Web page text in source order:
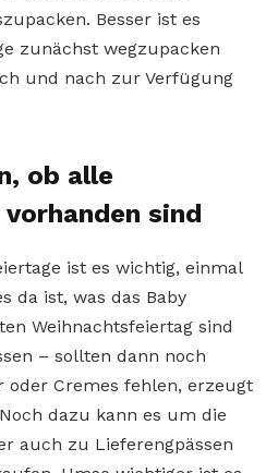
Besser ist es
zunächst wegzupacken
und nach zur Verfügung
ob alle
sind
ist es wichtig, einmal
da ist, was das Baby
Weihnachtsfeiertag sind
– sollten dann noch
oder Cremes fehlen, erzeugt
dazu kann es um die
auch zu Lieferengpässen